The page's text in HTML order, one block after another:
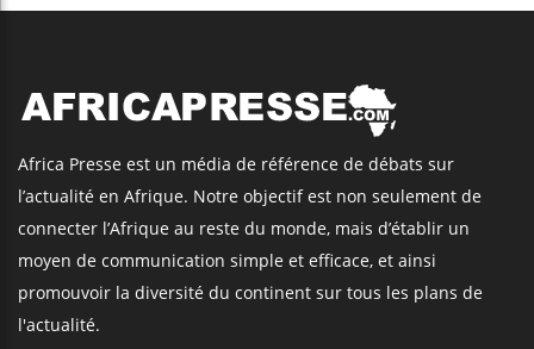
Africa Presse est un média de référence de débats sur
l’actualité en Afrique. Notre objectif est non seulement de
connecter l’Afrique au reste du monde, mais d’établir un
moyen de communication simple et efficace, et ainsi
promouvoir la diversité du continent sur tous les plans de
l'actualité.